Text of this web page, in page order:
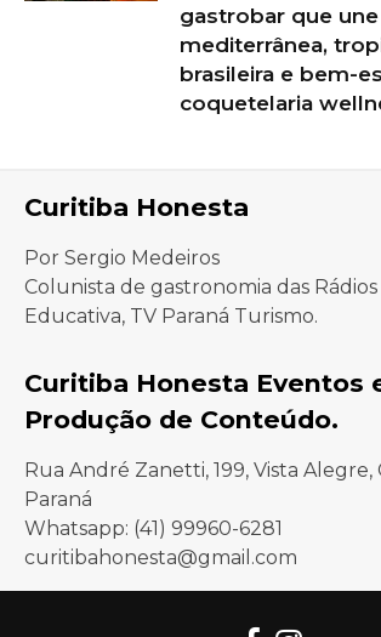
gastrobar que
mediterrânea,
brasileira e bem-
coquetelaria
Curitiba Honesta
Por Sergio Medeiros
Colunista de gastronomia das Rádios
Educativa, TV Paraná Turismo.
Curitiba Honesta Eventos
Produção de Conteúdo.
Rua André Zanetti, 199, Vista Alegre,
Paraná
Whatsapp: (41) 99960-6281
curitibahonesta@gmail.com